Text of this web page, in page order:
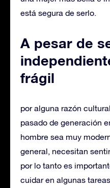
está segura de serlo.
A pesar de
frágil
por alguna razón
pasado de generación
hombre sea muy
general, necesitan
por lo tanto es
cuidar en algunas